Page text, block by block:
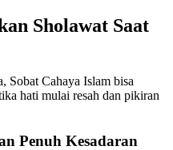
Sholawat Saat
Sobat Cahaya Islam bisa
hati mulai resah dan pikiran
Penuh Kesadaran